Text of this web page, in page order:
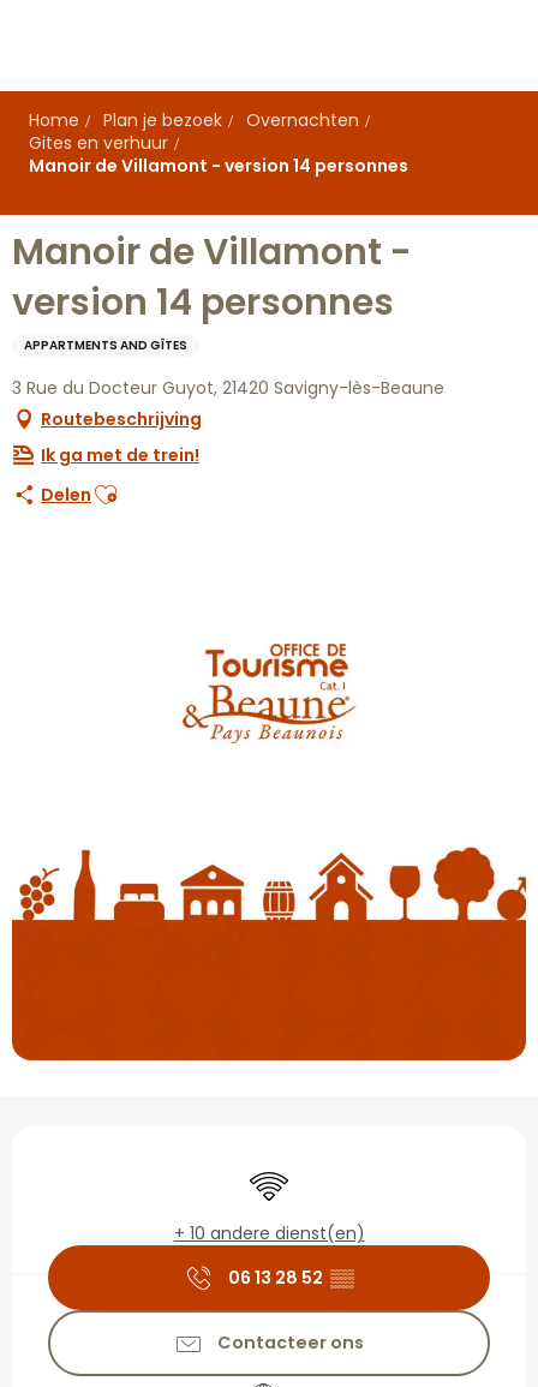
principal
Home
Plan je bezoek
Overnachten
Gites en verhuur
Manoir de Villamont - version 14 personnes
Manoir de Villamont -
version 14 personnes
APPARTMENTS AND GÎTES
3 Rue du Docteur Guyot, 21420 Savigny-lès-Beaune
Routebeschrijving
Ik ga met de trein!
Delen Ajouter aux favoris
Openingstijden en
Wifi
+ 10 andere dienst(en)
06 13 28 52 ▒▒
Contacteer ons